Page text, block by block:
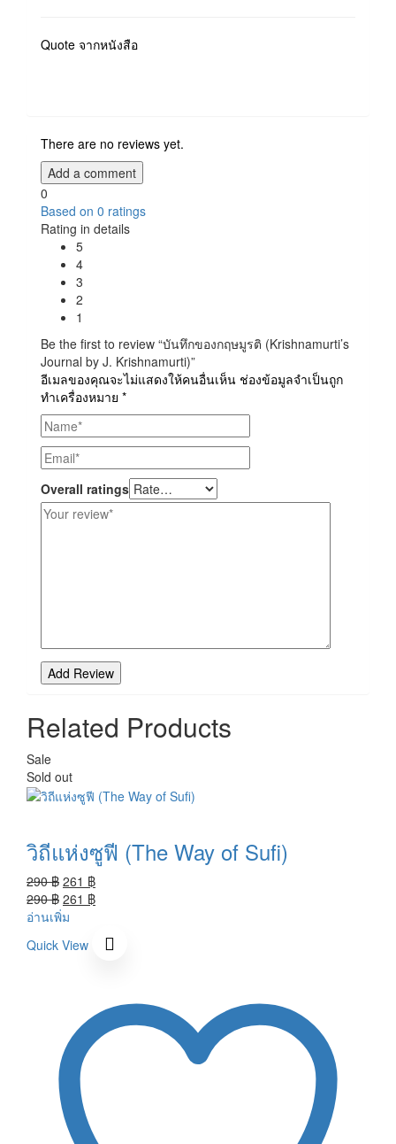
Quote จากหนังสือ
There are no reviews yet.
Add a comment
0
Based on 0 ratings
Rating in details
5
4
3
2
1
Be the first to review “บันทึกของกฤษมูรติ (Krishnamurti’s
Journal by J. Krishnamurti)”
อีเมลของคุณจะไม่แสดงให้คนอื่นเห็น ช่องข้อมูลจำเป็นถูก
ทำเครื่องหมาย *
Overall ratings
Related Products
Sale
Sold out
วิถีแห่งซูฟี (The Way of Sufi)
290฿ Original
price
was:
261 ฿Current
price
261 ฿.
290฿ Original
price
290 ฿.
261 ฿Current
is:
261 ฿.
อ่านเพิ่ม
Quick View